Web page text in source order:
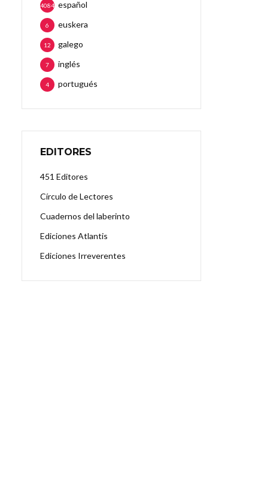
español
4084
euskera
6
galego
12
inglés
7
portugués
4
EDITORES
451 Editores
Círculo de Lectores
Cuadernos del laberinto
Ediciones Atlantis
Ediciones Irreverentes